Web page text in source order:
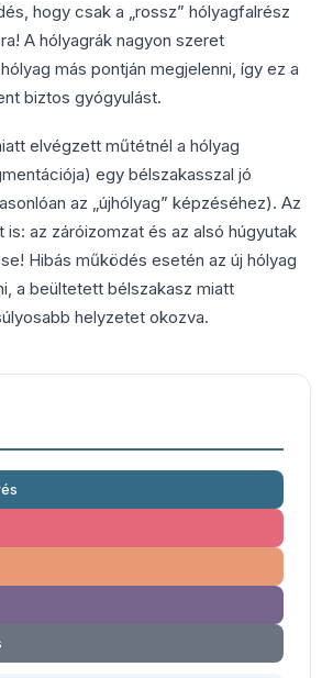
hogy csak a „rossz” hólyagfalrész
A hólyagrák nagyon szeret
más pontján megjelenni, így ez a
biztos gyógyulást.
elvégzett műtétnél a hólyag
egy bélszakasszal jó
az „újhólyag” képzéséhez). Az
az záróizomzat és az alsó húgyutak
Hibás működés esetén az új hólyag
a beültetett bélszakasz miatt
helyzetet okozva.